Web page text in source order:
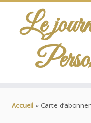
Le
Accueil » Carte